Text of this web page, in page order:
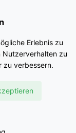
Erlebnis zu
Nutzerverhalten zu
zu verbessern.